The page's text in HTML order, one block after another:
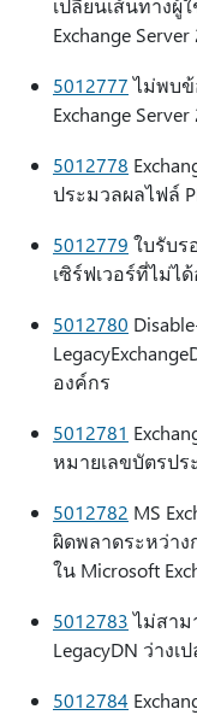
เปลี่ยนเส้นทางผู้
Exchange Server
5012777ไม่พบ
Exchange Server
5012778
ประมวลผลไฟล์
5012779 ใบรับร
เซิร์ฟเวอร์ที่ไม่ไ
5012780
องค์กร
5012781
หมายเลขบัตรป
5012782 MS
ผิดพลาดระหว่าง
ใน Microsoft
5012783ไม่สาม
LegacyDN ว่าง
5012784